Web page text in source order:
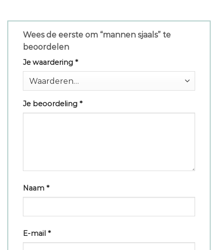
Wees de eerste om “mannen sjaals” te
beoordelen
Je waardering *
Je beoordeling *
Naam *
E-mail *